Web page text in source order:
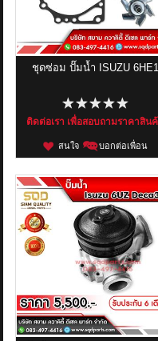
ชุดซ่อม ปั๊มน้ำ ISUZU 6HE1
ติดต่อเรา เพื่อสอบถามราคาสิน
สนใจ บอกต่อเพื่อน